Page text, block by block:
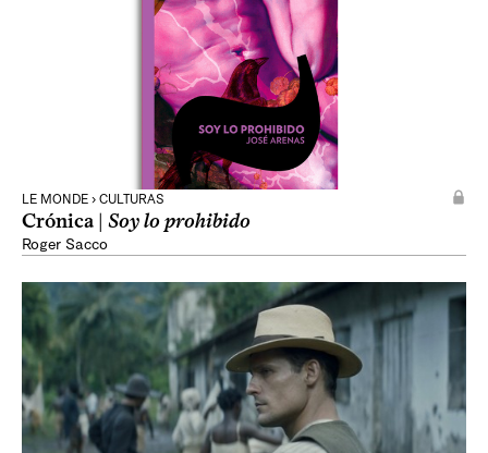
LE MONDE › CULTURAS
Crónica | Soy lo prohibido
Roger Sacco